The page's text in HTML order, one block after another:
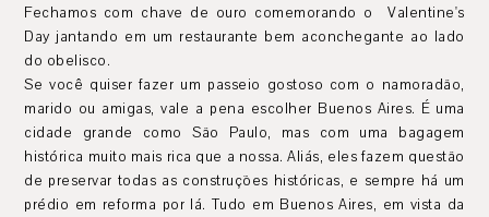
Fechamos com chave de ouro comemorando o Valentine's
Day jantando em um restaurante bem aconchegante ao lado
do obelisco.
Se você quiser fazer um passeio gostoso com o namoradão,
marido ou amigas, vale a pena escolher Buenos Aires. É uma
cidade grande como São Paulo, mas com uma bagagem
histórica muito mais rica que a nossa. Aliás, eles fazem questão
de preservar todas as construções históricas, e sempre há um
prédio em reforma por lá. Tudo em Buenos Aires, em vista da